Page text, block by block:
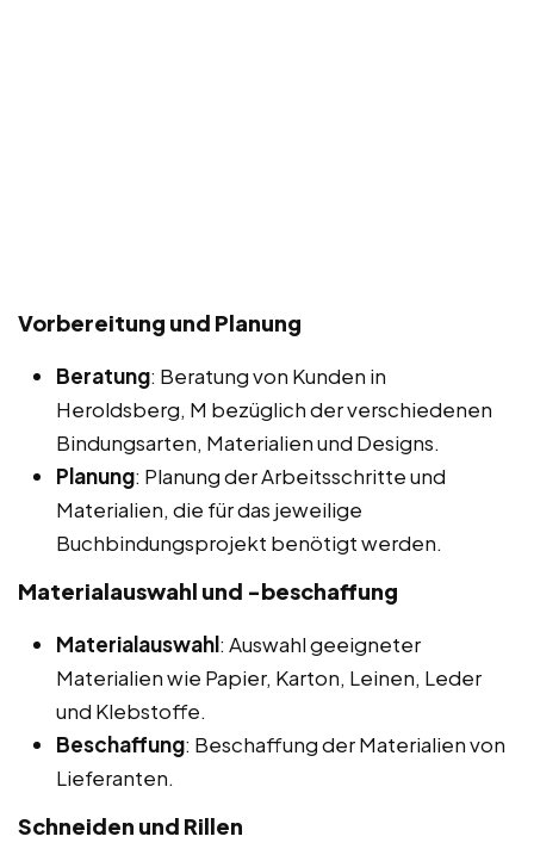
Vorbereitung und Planung
Beratung: Beratung von Kunden in
Heroldsberg, M bezüglich der verschiedenen
Bindungsarten, Materialien und Designs.
Planung: Planung der Arbeitsschritte und
Materialien, die für das jeweilige
Buchbindungsprojekt benötigt werden.
Materialauswahl und -beschaffung
Materialauswahl: Auswahl geeigneter
Materialien wie Papier, Karton, Leinen, Leder
und Klebstoffe.
Beschaffung: Beschaffung der Materialien von
Lieferanten.
Schneiden und Rillen